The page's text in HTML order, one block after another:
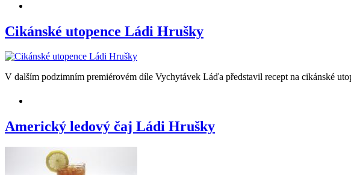
Cikánské utopence Ládi Hrušky
V dalším podzimním premiérovém díle Vychytávek Láďa představil recept na cikánské
Americký ledový čaj Ládi Hrušky